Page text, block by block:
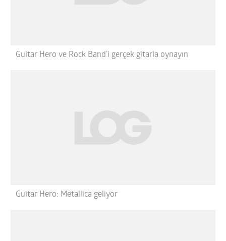
Guitar Hero ve Rock Band’i gerçek gitarla oynayın
Guitar Hero: Metallica geliyor